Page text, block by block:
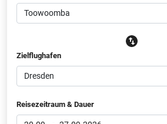
Zielflughafen
Reisezeitraum & Dauer